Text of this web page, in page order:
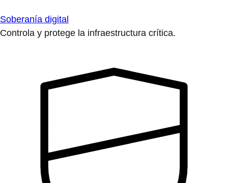
Soberanía digital
Controla y protege la infraestructura crítica.